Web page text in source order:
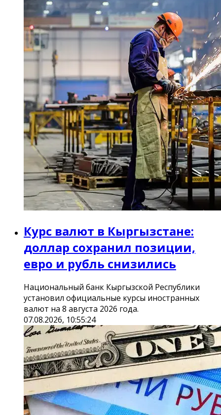
Курс валют в Кыргызстане:
доллар сохранил позиции,
евро и рубль снизились
Национальный банк Кыргызской Республики
установил официальные курсы иностранных
валют на 8 августа 2026 года.
07.08.2026, 10:55:24